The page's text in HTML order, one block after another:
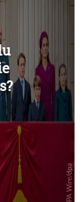
Überspringen